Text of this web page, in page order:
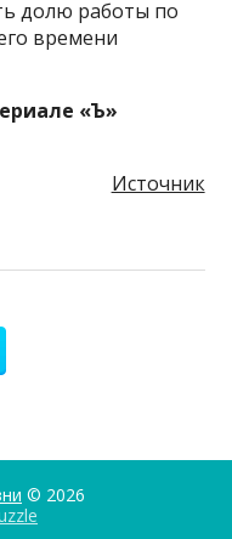
долю работы по
времени
«Ъ»
Источник
© 2026